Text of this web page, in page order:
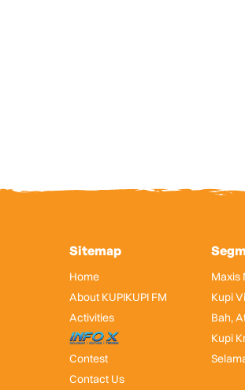
Sitemap
Home
About KUPIKUPI FM
Activities
InfoX
Contest
Contact Us
Maxis
Kupi
Bah,
Kupi